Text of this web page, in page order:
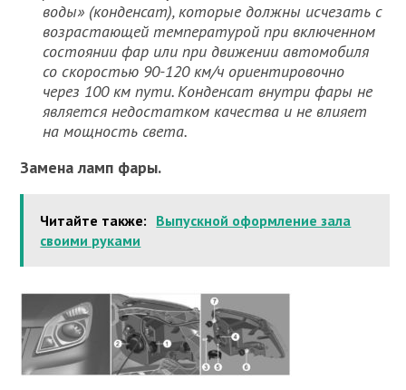
воды» (конденсат), которые должны исчезать с
возрастающей температурой при включенном
состоянии фар или при движении автомобиля
со скоростью 90-120 км/ч ориентировочно
через 100 км пути. Конденсат внутри фары не
является недостатком качества и не влияет
на мощность света.
Замена ламп фары.
Читайте также: Выпускной оформление зала
своими руками